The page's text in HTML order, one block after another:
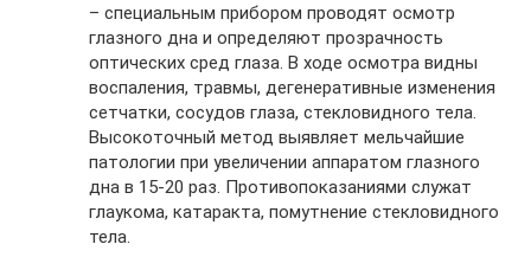
– специальным прибором проводят осмотр
глазного дна и определяют прозрачность
оптических сред глаза. В ходе осмотра видны
воспаления, травмы, дегенеративные изменения
сетчатки, сосудов глаза, стекловидного тела.
Высокоточный метод выявляет мельчайшие
патологии при увеличении аппаратом глазного
дна в 15-20 раз. Противопоказаниями служат
глаукома, катаракта, помутнение стекловидного
тела.